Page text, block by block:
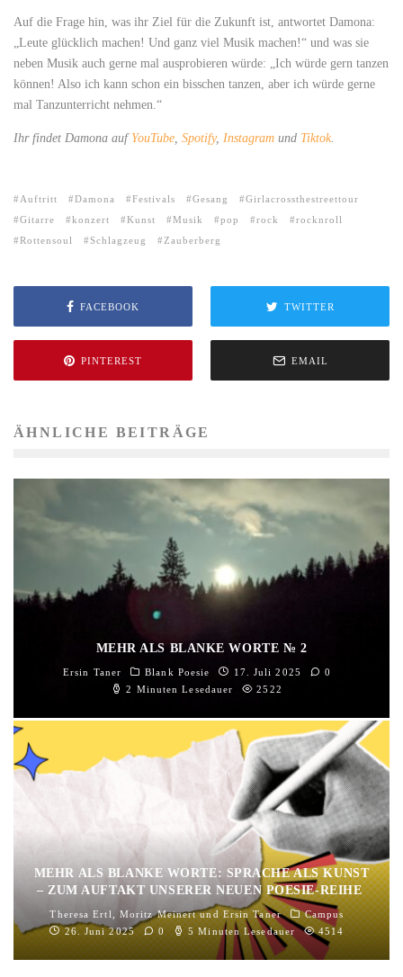
Auf die Frage hin, was ihr Ziel für die Zukunft ist, antwortet Damona:
„Leute glücklich machen! Und ganz viel Musik machen!“ und was sie
neben Musik auch gerne mal ausprobieren würde: „Ich würde gern tanzen
können! Also ich kann schon ein bisschen tanzen, aber ich würde gerne
mal Tanzunterricht nehmen.“
Ihr findet Damona auf YouTube, Spotify, Instagram und Tiktok.
Auftritt Damona Festivals Gesang
Girlacrossthestreettour
Gitarre
konzert Kunst Musik pop rock
rocknroll
Rottensoul
Schlagzeug Zauberberg
FACEBOOK TWITTER
PINTEREST EMAIL
ÄHNLICHE BEITRÄGE
MEHR ALS BLANKE WORTE № 2
Ersin Taner Blank Poesie 17. Juli 2025
0
2 Minuten Lesedauer
2522
MEHR ALS BLANKE WORTE: SPRACHE ALS KUNST
– ZUM AUFTAKT UNSERER NEUEN POESIE-REIHE
Theresa Ertl Moritz MeinertundErsin Taner
Campus
26. Juni 2025
0 5 Minuten Lesedauer 4514